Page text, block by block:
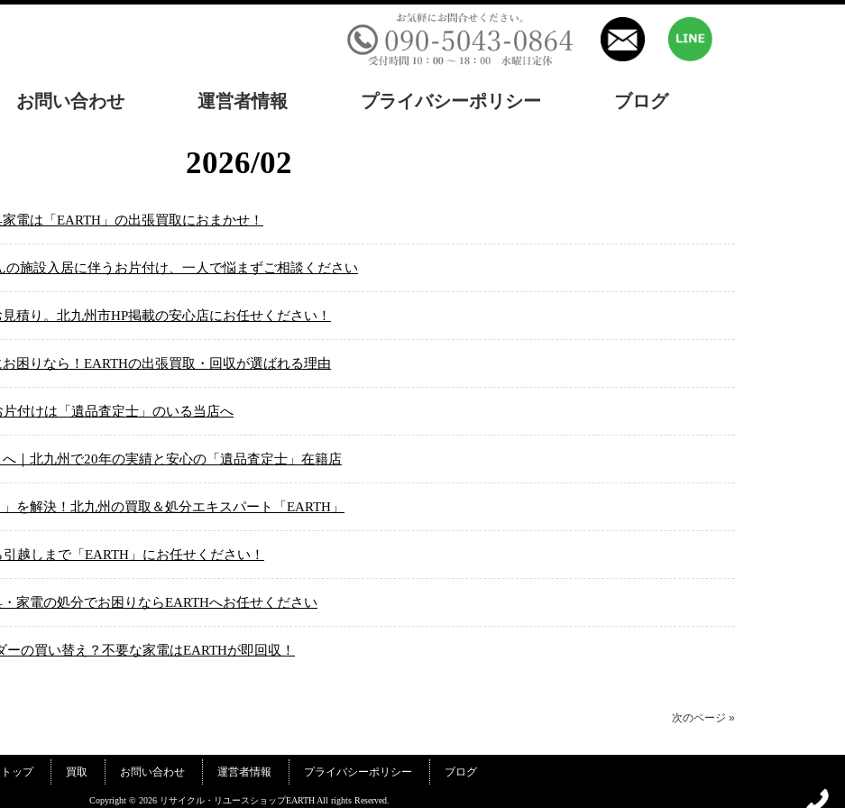
お問い合わせ 運営者情報 プライバシーポリシー ブログ
2026/02
電は「EARTH」の出張買取におまかせ！
の施設入居に伴うお片付け、一人で悩まずご相談ください
積り。北九州市HP掲載の安心店にお任せください！
困りなら！EARTHの出張買取・回収が選ばれる理由
付けは「遺品査定士」のいる当店へ
へ｜北九州で20年の実績と安心の「遺品査定士」在籍店
を解決！北九州の買取＆処分エキスパート「EARTH」
越しまで「EARTH」にお任せください！
家電の処分でお困りならEARTHへお任せください
ーの買い替え？不要な家電はEARTHが即回収！
次のページ »
トップ 買取 お問い合わせ 運営者情報 プライバシーポリシー ブログ
Copyright © 2026 リサイクル・リユースショップEARTH All rights Reserved.